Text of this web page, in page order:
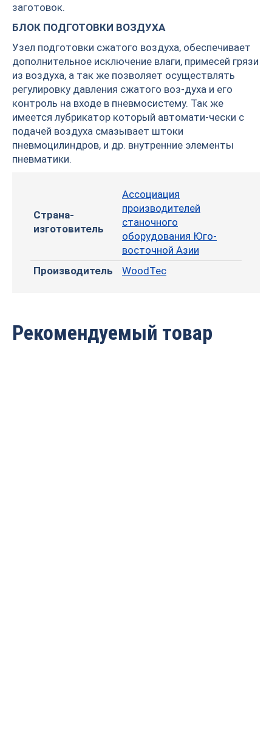
заготовок.
БЛОК ПОДГОТОВКИ ВОЗДУХА
Узел подготовки сжатого воздуха, обеспечивает
дополнительное исключение влаги, примесей грязи
из воздуха, а так же позволяет осуществлять
регулировку давления сжатого воз-духа и его
контроль на входе в пневмосистему. Так же
имеется лубрикатор который автомати-чески с
подачей воздуха смазывает штоки
пневмоцилиндров, и др. внутренние элементы
пневматики.
Страна-
изготовитель
Ассоциация
производителей
станочного
оборудования Юго-
восточной Азии
Производитель
WoodTec
Рекомендуемый товар